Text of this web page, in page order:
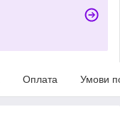
Оплата Умови